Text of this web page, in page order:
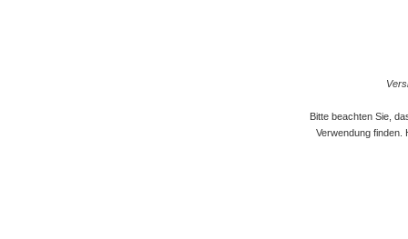
Bitte beachten Sie,
Verwendung finden.